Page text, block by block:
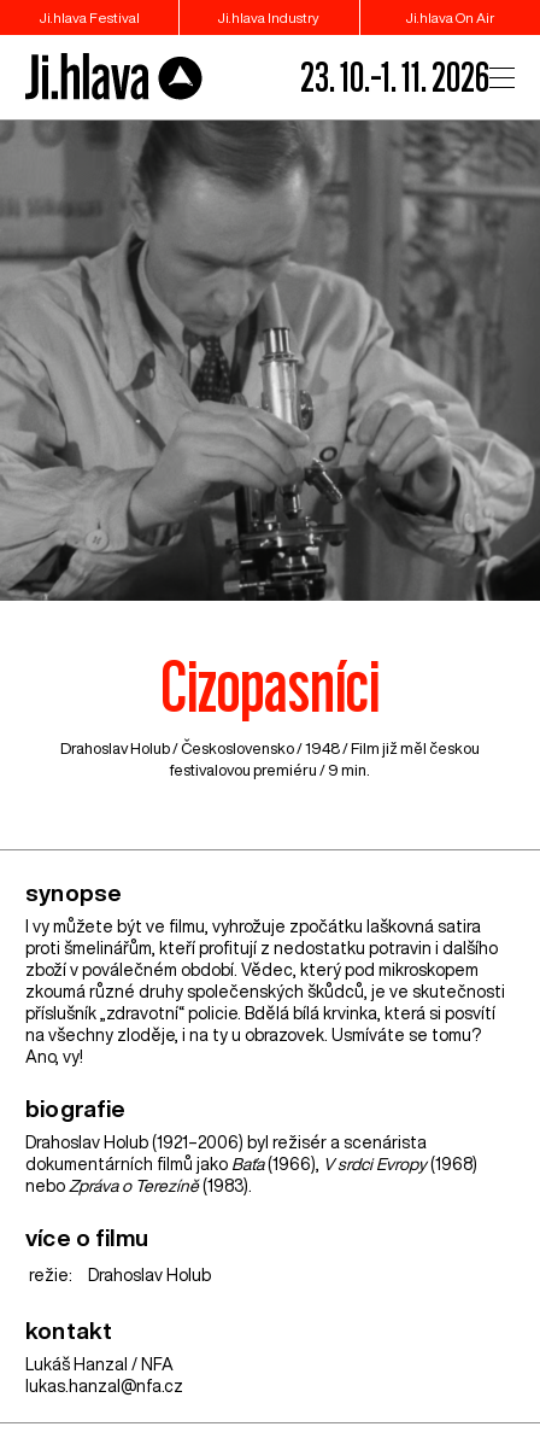
Ji.hlava Festival Ji.hlava Industry Ji.hlava On Air
23. 10.–1. 11. 2026
Cizopasníci
Drahoslav Holub /Československo/ 1948 / Film již měl českou
festivalovou premiéru / 9 min.
synopse
I vy můžete být ve filmu, vyhrožuje zpočátku laškovná satira
proti šmelinářům, kteří profitují z nedostatku potravin i dalšího
zboží v poválečném období. Vědec, který pod mikroskopem
zkoumá různé druhy společenských škůdců, je ve skutečnosti
příslušník „zdravotní“ policie. Bdělá bílá krvinka, která si posvítí
na všechny zloděje, i na ty u obrazovek. Usmíváte se tomu?
Ano, vy!
biografie
Drahoslav Holub (1921–2006) byl režisér a scenárista
dokumentárních filmů jako Baťa(1966), V srdci Evropy(1968)
nebo Zpráva o Terezíně(1983).
více o filmu
režie: Drahoslav Holub
kontakt
Lukáš Hanzal / NFA
lukas.hanzal@nfa.cz